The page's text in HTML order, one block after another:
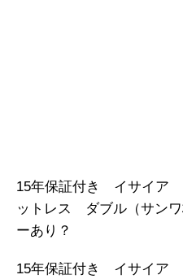
15年保証付き イサイア
ットレス ダブル（サン
ーあり？
15年保証付き イサイア